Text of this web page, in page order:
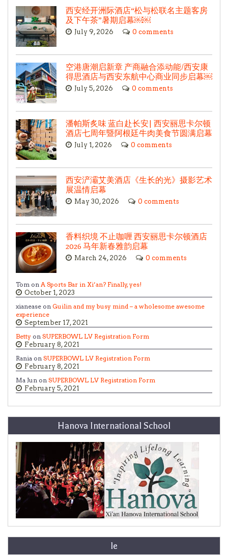
西安经开洲际酒店“松与松联名主题客房
及下午茶”暑期启幕￼￼
July 9, 2026 0 comments
空港唐潮启新章 产商融合添动能/西安康
得思酒店与西安东航中心商业同步启幕￼
July 5, 2026 0 comments
潘帕斯炙味 蓝白赴长安| 西安丽思卡尔顿
酒店七周年暨阿根廷牛肉美食节圆满启幕
July 1, 2026 0 comments
西安浐灞艾美酒店《生长的光》摄影艺术
展温情启幕
May 30, 2026 0 comments
香料织境 不止咖喱 西安丽思卡尔顿酒店
2026 马年新春雅韵启幕
March 24, 2026 0 comments
Tom on A Sports Bar in Xi’an? Finally, yes!
October 1, 2023
xianease on Guilin and my busy mind – a wholesome awesome
experience
September 17, 2021
Betty on SUPERBOWL LV Registration Form
February 8, 2021
Rania on SUPERBOWL LV Registration Form
February 8, 2021
Ma Jun on SUPERBOWL LV Registration Form
February 5, 2021
Hanova International School
le